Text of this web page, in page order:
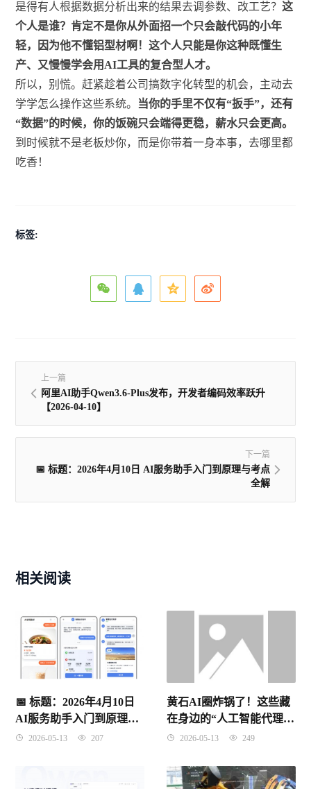
是得有人根据数据分析出来的结果去调参数、改工艺？这
个人是谁？肯定不是你从外面招一个只会敲代码的小年
轻，因为他不懂铝型材啊！这个人只能是你这种既懂生
产、又慢慢学会用AI工具的复合型人才。
所以，别慌。赶紧趁着公司搞数字化转型的机会，主动去
学学怎么操作这些系统。 当你的手里不仅有“扳手”，还有
“数据”的时候，你的饭碗只会端得更稳，薪水只会更高。
到时候就不是老板炒你，而是你带着一身本事，去哪里都
吃香！
标签:
上一篇
阿里AI助手Qwen3.6-Plus发布，开发者编码效率跃升
【2026-04-10】
下一篇
📅 标题：2026年4月10日 AI服务助手入门到原理与考点
全解
相关阅读
📅 标题：2026年4月10日
AI服务助手入门到原理与
考点全解
2026-05-13 207
黄石AI圈炸锅了！这些藏
在身边的“人工智能代理”
公司，竟把工厂老板都整
2026-05-13 249